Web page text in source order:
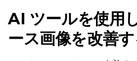
AI ツールを使用
ース画像を改善